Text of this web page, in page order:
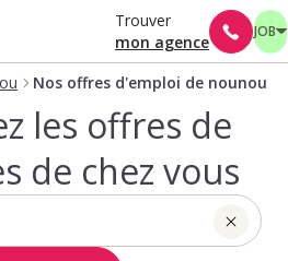
Trouver
mon agence
JOB
Nos offres d'emploi de nounou
les offres de
de chez vous